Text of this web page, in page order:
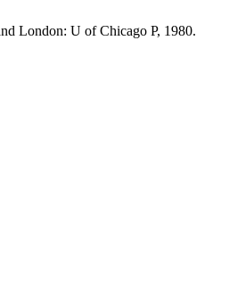
London: U of Chicago P, 1980.